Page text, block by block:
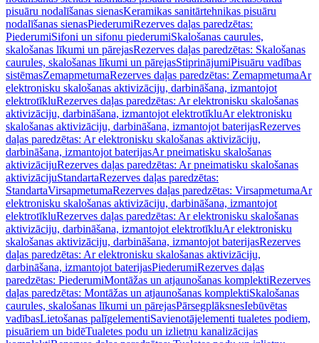
pisuāru nodalīšanas sienasKeramikas sanitārtehnikas pisuāru
nodalīšanas sienasPiederumiRezerves daļas paredzētas:
PiederumiSifoni un sifonu piederumiSkalošanas caurules,
skalošanas līkumi un pārejasRezerves daļas paredzētas: Skalošanas
caurules, skalošanas līkumi un pārejasStiprinājumiPisuāru vadības
sistēmasZemapmetumaRezerves daļas paredzētas: ZemapmetumaAr
elektronisku skalošanas aktivizāciju, darbināšana, izmantojot
elektrotīkluRezerves daļas paredzētas: Ar elektronisku skalošanas
aktivizāciju, darbināšana, izmantojot elektrotīkluAr elektronisku
skalošanas aktivizāciju, darbināšana, izmantojot baterijasRezerves
daļas paredzētas: Ar elektronisku skalošanas aktivizāciju,
darbināšana, izmantojot baterijasAr pneimatisku skalošanas
aktivizācijuRezerves daļas paredzētas: Ar pneimatisku skalošanas
aktivizācijuStandartaRezerves daļas paredzētas:
StandartaVirsapmetumaRezerves daļas paredzētas: VirsapmetumaAr
elektronisku skalošanas aktivizāciju, darbināšana, izmantojot
elektrotīkluRezerves daļas paredzētas: Ar elektronisku skalošanas
aktivizāciju, darbināšana, izmantojot elektrotīkluAr elektronisku
skalošanas aktivizāciju, darbināšana, izmantojot baterijasRezerves
daļas paredzētas: Ar elektronisku skalošanas aktivizāciju,
darbināšana, izmantojot baterijasPiederumiRezerves daļas
paredzētas: PiederumiMontāžas un atjaunošanas komplektiRezerves
daļas paredzētas: Montāžas un atjaunošanas komplektiSkalošanas
caurules, skalošanas līkumi un pārejasPārsegplāksnesIebūvētas
vadībasLietošanas palīgelementiSavienotājelementi tualetes podiem,
pisuāriem un bidēTualetes podu un izlietņu kanalizācijas